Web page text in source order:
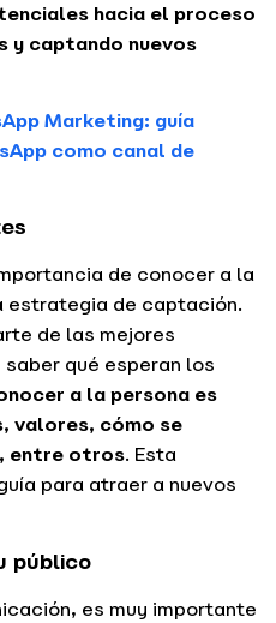
hacia el proceso
y captando nuevos
Marketing: guía
como canal de
de conocer a la
estrategia de captación.
de las mejores
qué esperan los
a la persona es
valores, cómo se
entre otros. Esta
para atraer a nuevos
público
es muy importante